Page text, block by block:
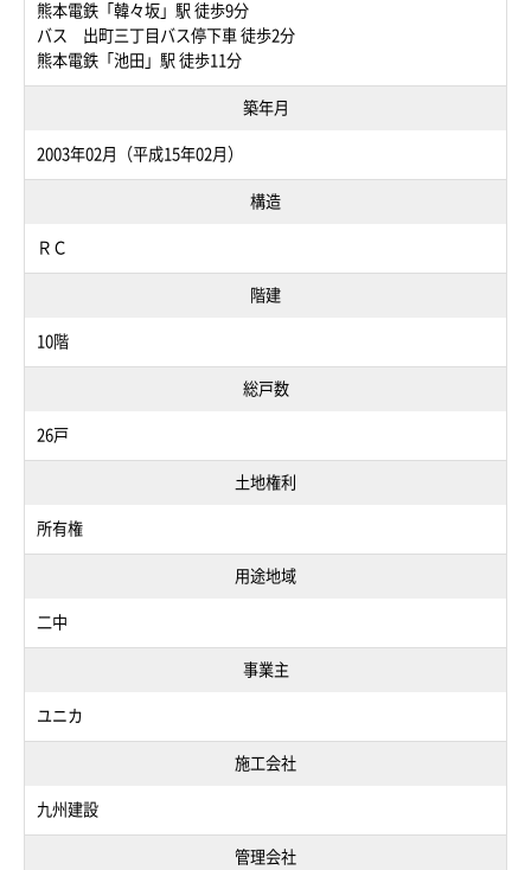
熊本電鉄「韓々坂」駅 徒歩9分
バス 出町三丁目バス停下車 徒歩2分
熊本電鉄「池田」駅 徒歩11分
築年月
2003年02月（平成15年02月）
構造
ＲＣ
階建
10階
総戸数
26戸
土地権利
所有権
用途地域
二中
事業主
ユニカ
施工会社
九州建設
管理会社